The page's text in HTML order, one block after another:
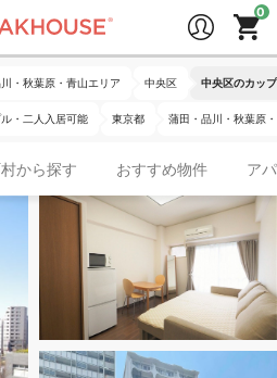
・秋葉原・青山エリア 中央区 中央区のカッ
・二人入居可能 東京都 蒲田・品川・秋葉原
から探す おすすめ物件 ア